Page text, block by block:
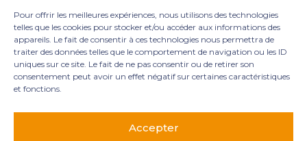
Pour offrir les meilleures expériences, nous utilisons des technologies
telles que les cookies pour stocker et/ou accéder aux informations des
appareils. Le fait de consentir à ces technologies nous permettra de
traiter des données telles que le comportement de navigation ou les ID
uniques sur ce site. Le fait de ne pas consentir ou de retirer son
consentement peut avoir un effet négatif sur certaines caractéristiques
et fonctions.
Accepter
Principale
3 rue Marie Dupil – La Plaine Petit Manoir – 97232 Le